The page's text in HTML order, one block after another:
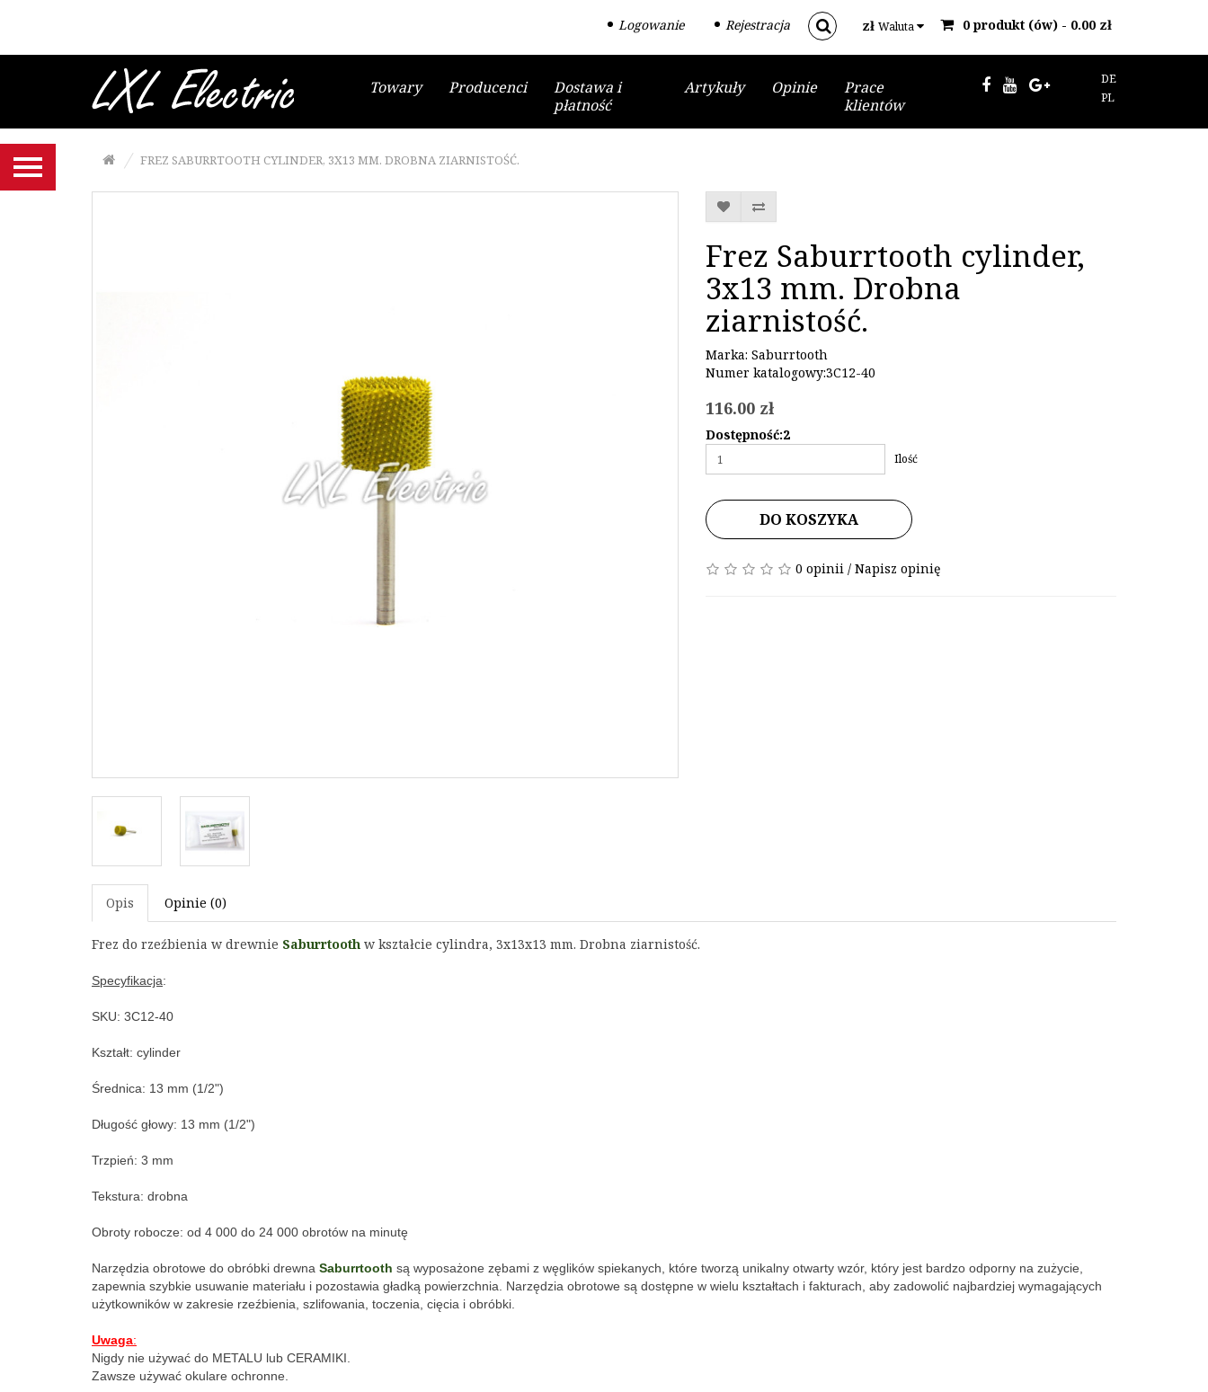
Gesztelki do brzeszczotów
Wyrzynarki i papier ścierny
Frezy, tarcze SABURRTOOTH
Narzędzia MANPA
Logowanie Rejestracja zł Waluta 0 produkt (ów) - 0.00 zł
Towary Producenci
Dostawa i
płatność
Artykuły Opinie
Prace
klientów
DE
PL
FREZ SABURRTOOTH CYLINDER, 3X13 MM. DROBNA ZIARNISTOŚĆ.
Frez Saburrtooth cylinder,
3x13 mm. Drobna
ziarnistość.
Marka: Saburrtooth
Numer katalogowy:3C12-40
116.00 zł
Dostępność:2
Ilość
DO KOSZYKA
0 opinii/ Napisz opinię
Opis Opinie (0)
Frez do rzeźbienia w drewnie Saburrtooth w kształcie cylindra, 3x13x13 mm. Drobna ziarnistość.
Specyfikacja:
SKU: 3C12-40
Kształt: cylinder
Średnica: 13 mm (1/2")
Długość głowy: 13 mm (1/2")
Trzpień: 3 mm
Tekstura: drobna
Obroty robocze: od 4 000 do 24 000 obrotów na minutę
Narzędzia obrotowe do obróbki drewna Saburrtooth są wyposażone zębami z węglików spiekanych, które tworzą unikalny otwarty wzór, który jest bardzo odporny na zużycie,
zapewnia szybkie usuwanie materiału i pozostawia gładką powierzchnia. Narzędzia obrotowe są dostępne w wielu kształtach i fakturach, aby zadowolić najbardziej wymagających
użytkowników w zakresie rzeźbienia, szlifowania, toczenia, cięcia i obróbki.
Uwaga:
Nigdy nie używać do METALU lub CERAMIKI.
Zawsze używać okulare ochronne.